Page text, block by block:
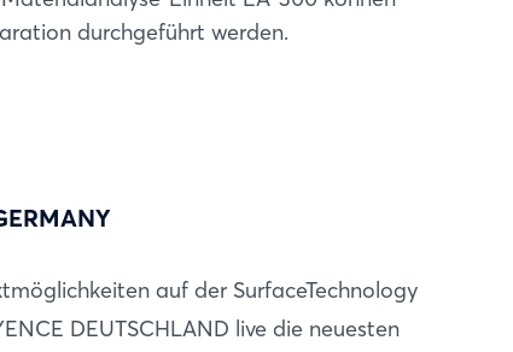
durchgeführt werden.
auf der SurfaceTechnology
DEUTSCHLAND live die neuesten
registrieren